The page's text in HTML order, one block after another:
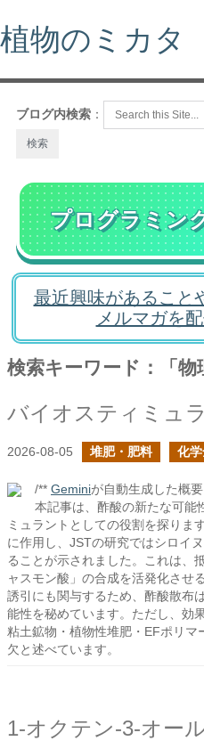
植物のミカタ
ブログ内検索 ：
プログラミン
最近興味があること
メルマガを
検索キーワード：「物
バイオスティミュ
2026-08-05 堆肥・肥料 化
/** Geminiが自動生成した概
本記事は、酢酸の新たな可能
ミュラントとしての役割を探りま
に作用し、JSTの研究ではシロイ
ることが示されました。これは、
ャスモン酸」の合成を活発化させ
誘引にも関与するため、酢酸散布
能性を秘めています。ただし、効
粘土鉱物・植物性堆肥・EFポリ
欠と述べています。